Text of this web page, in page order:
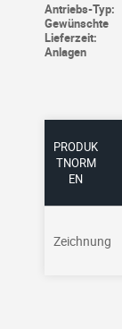
Antriebs-Typ:
Gewünschte
Lieferzeit:
Anlagen
PRODUK
TNORM
EN
Zeichnung